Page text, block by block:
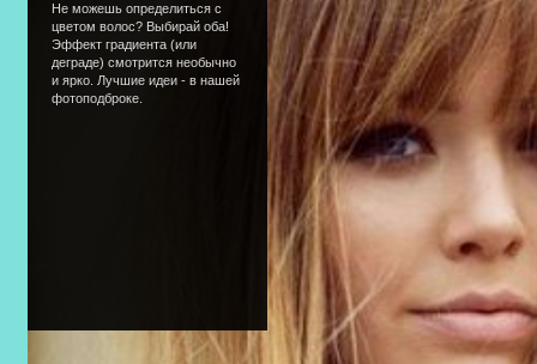
Не можешь определиться с
цветом волос? Выбирай оба!
Эффект градиента (или
деграде) смотрится необычно
и ярко. Лучшие идеи - в нашей
фотоподброке.